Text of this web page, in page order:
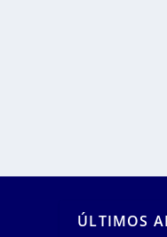
ÚLTIMOS